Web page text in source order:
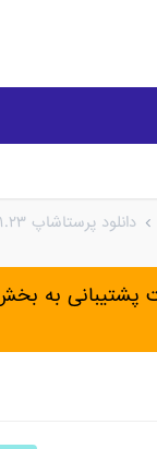
دانلود پرستاشاپ ۱.۶.۱.۲۳ - رفع باگ های امنیتی
پشتیبانی به